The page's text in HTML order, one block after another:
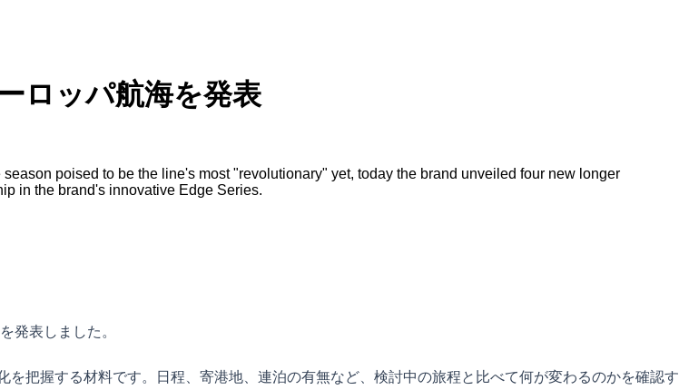
ロッパ航海を発表
poised to be the line's most "revolutionary" yet, today the brand unveiled four new longer
in the brand's innovative Edge Series.
発表しました。
把握する材料です。日程、寄港地、連泊の有無など、検討中の旅程と比べて何が変わるのかを確認す